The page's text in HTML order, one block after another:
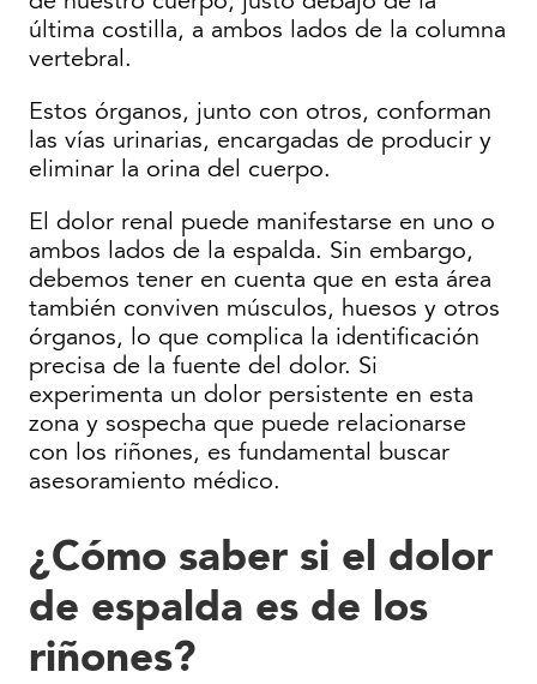
última costilla, a ambos lados de la columna
vertebral.
Estos órganos, junto con otros, conforman
las vías urinarias, encargadas de producir y
eliminar la orina del cuerpo.
El dolor renal puede manifestarse en uno o
ambos lados de la espalda. Sin embargo,
debemos tener en cuenta que en esta área
también conviven músculos, huesos y otros
órganos, lo que complica la identificación
precisa de la fuente del dolor. Si
experimenta un dolor persistente en esta
zona y sospecha que puede relacionarse
con los riñones, es fundamental buscar
asesoramiento médico.
¿Cómo saber si el dolor
de espalda es de los
riñones?